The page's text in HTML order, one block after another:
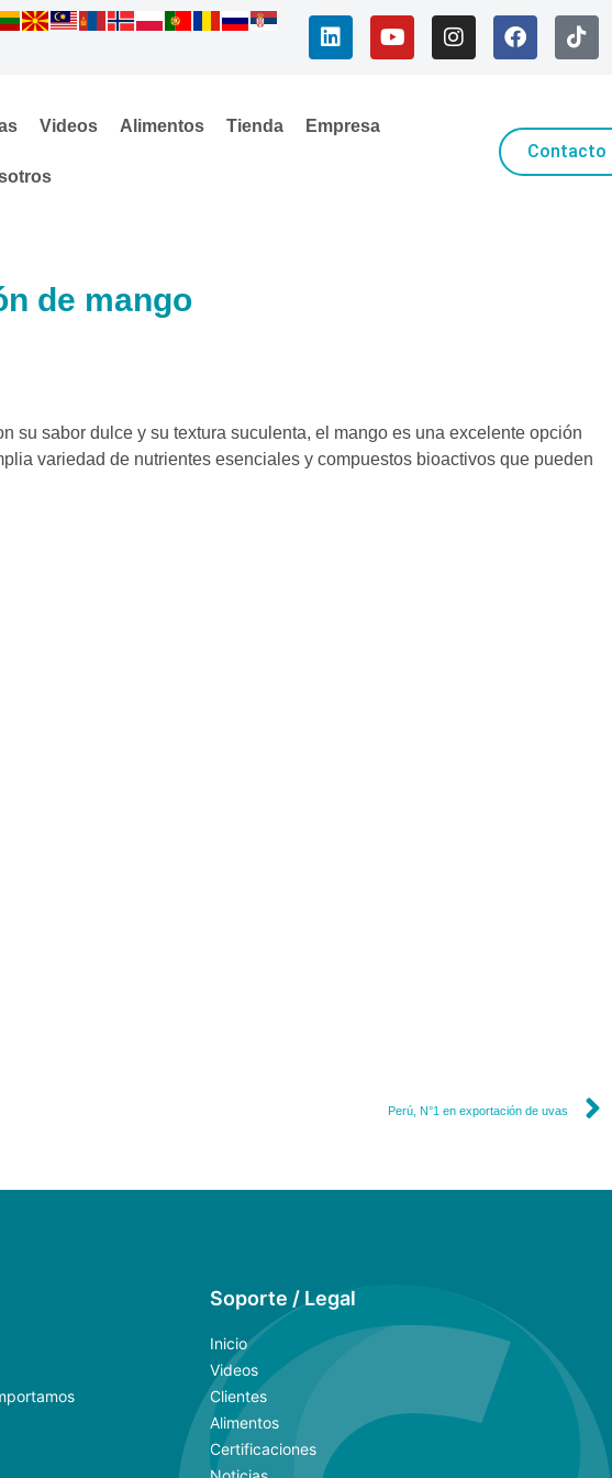
Videos Alimentos Tienda Empresa
Contacto
de mango
su sabor dulce y su textura suculenta, el mango es una excelente opción
variedad de nutrientes esenciales y compuestos bioactivos que pueden
Perú, N°1 en exportación de uvas
Soporte / Legal
Inicio
Videos
Clientes
Alimentos
Certificaciones